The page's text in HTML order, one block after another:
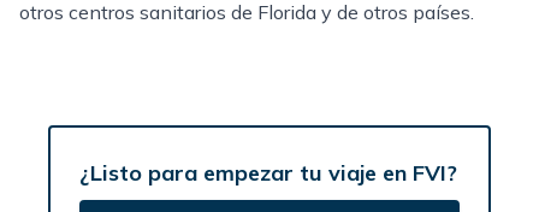
otros centros sanitarios de Florida y de otros países.
¿Listo para empezar tu viaje en FVI?